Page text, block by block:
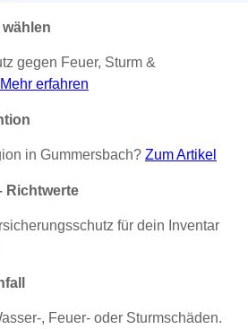
gegen Feuer, Sturm &
Mehr erfahren
in Gummersbach? Zum Artikel
Richtwerte
für dein Inventar
, Feuer- oder Sturmschäden.